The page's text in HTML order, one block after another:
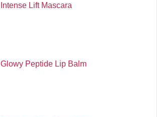
Intense Lift Mascara
Glowy Peptide Lip Balm